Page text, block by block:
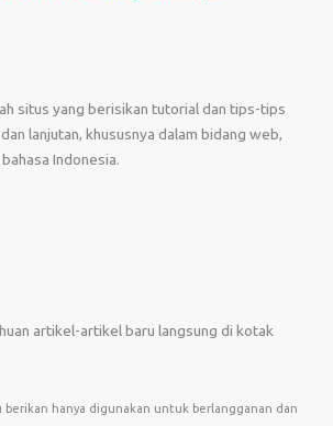
situs yang berisikan tutorial dan tips-tips
lanjutan, khususnya dalam bidang web,
Indonesia.
artikel-artikel baru langsung di kotak
berikan hanya digunakan untuk berlangganan dan